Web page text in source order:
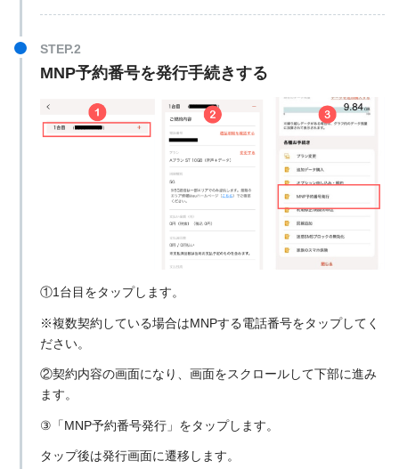
MNP予約番号を発行手続きする
①1台目をタップします。
※複数契約している場合はMNPする電話番号をタップしてく
ださい。
②契約内容の画面になり、画面をスクロールして下部に進み
ます。
③「MNP予約番号発行」をタップします。
タップ後は発行画面に遷移します。